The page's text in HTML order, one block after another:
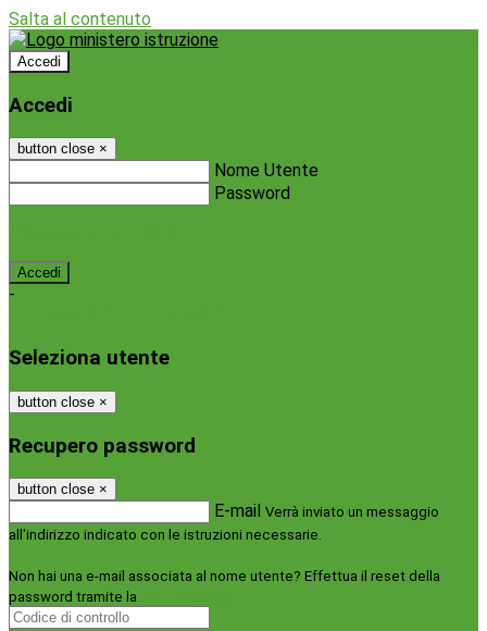
Salta al contenuto
Accedi
Accedi
button close ×
Nome Utente
Password
-
Seleziona utente
button close ×
Recupero password
button close ×
E-mail Verrà inviato un messaggio
all'indirizzo indicato con le istruzioni necessarie.
Non hai una e-mail associata al nome utente? Effettua il reset della
password tramite la